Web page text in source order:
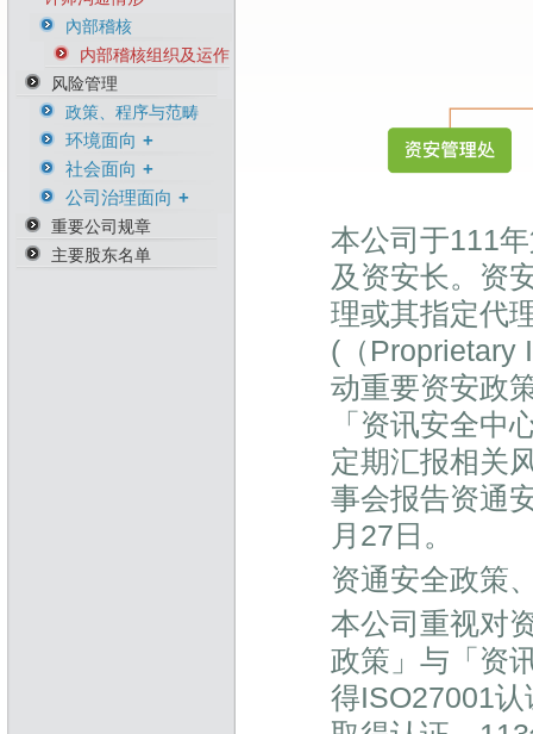
內部稽核
内部稽核组织及运作
风险管理
政策、程序与范畴
环境面向
环境危机风险
环境管理与职安相关
证书
社会面向
人权意识风险險
公司治理面向
商务因应风险
营运持续风险
重要公司规章
主要股东名单
本公司于111
及资安长。资
理或其指定代
(（Proprietary
动重要资安政
「资讯安全中
定期汇报相关
事会报告资通
月27日。
资通安全政策
本公司重视对
政策」与「资
得ISO27001